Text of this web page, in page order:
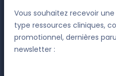
Vous souhaitez recevoir
type ressources cliniques,
promotionnel, dernières
newsletter :